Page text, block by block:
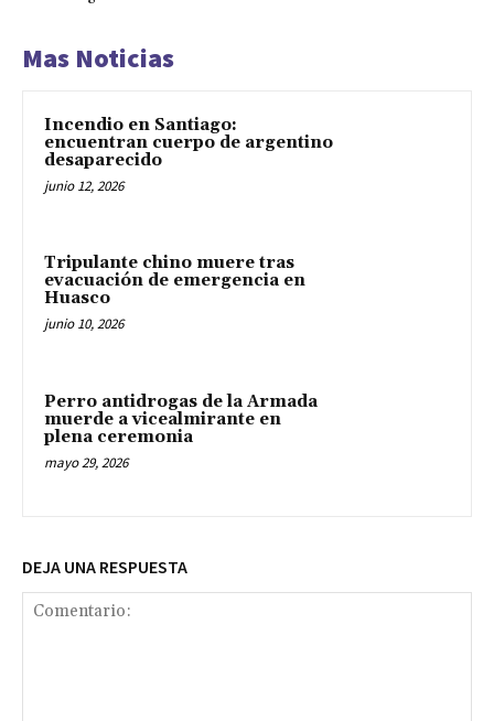
Mas Noticias
Incendio en Santiago:
encuentran cuerpo de argentino
desaparecido
junio 12, 2026
Tripulante chino muere tras
evacuación de emergencia en
Huasco
junio 10, 2026
Perro antidrogas de la Armada
muerde a vicealmirante en
plena ceremonia
mayo 29, 2026
DEJA UNA RESPUESTA